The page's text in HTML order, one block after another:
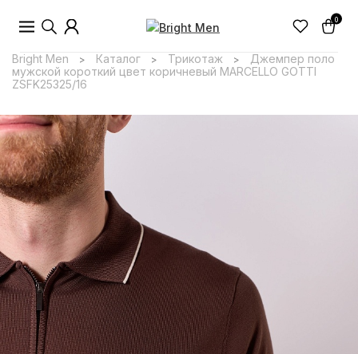
0
Bright Men > Каталог > Трикотаж >
Джемпер поло
мужской короткий цвет коричневый MARCELLO GOTTI
ZSFK25325/16